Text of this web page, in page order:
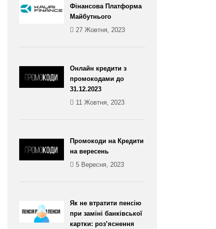
Фінансова Платформа
Майбутнього
27 Жовтня, 2023
Онлайн кредити з
промокодами до
31.12.2023
11 Жовтня, 2023
Промокоди на Кредити
на вересень
5 Вересня, 2023
Як не втратити пенсію
при заміні банківської
картки: роз’яснення